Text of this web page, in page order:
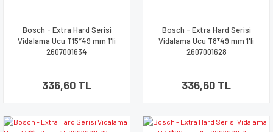
Bosch - Extra Hard Serisi
Vidalama Ucu T15*49 mm 1'li
2607001634
336,60 TL
Bosch - Extra Hard Serisi
Vidalama Ucu T8*49 mm 1'li
2607001628
336,60 TL